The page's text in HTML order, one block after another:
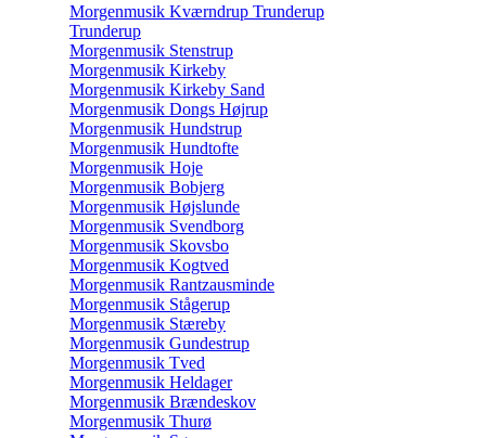
Morgenmusik Kværndrup Trunderup
Trunderup
Morgenmusik Stenstrup
Morgenmusik Kirkeby
Morgenmusik Kirkeby Sand
Morgenmusik Dongs Højrup
Morgenmusik Hundstrup
Morgenmusik Hundtofte
Morgenmusik Hoje
Morgenmusik Bobjerg
Morgenmusik Højslunde
Morgenmusik Svendborg
Morgenmusik Skovsbo
Morgenmusik Kogtved
Morgenmusik Rantzausminde
Morgenmusik Stågerup
Morgenmusik Stæreby
Morgenmusik Gundestrup
Morgenmusik Tved
Morgenmusik Heldager
Morgenmusik Brændeskov
Morgenmusik Thurø